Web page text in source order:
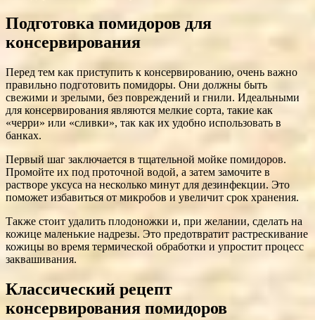
Подготовка помидоров для
консервирования
Перед тем как приступить к консервированию, очень важно
правильно подготовить помидоры. Они должны быть
свежими и зрелыми, без повреждений и гнили. Идеальными
для консервирования являются мелкие сорта, такие как
«черри» или «сливки», так как их удобно использовать в
банках.
Первый шаг заключается в тщательной мойке помидоров.
Промойте их под проточной водой, а затем замочите в
растворе уксуса на несколько минут для дезинфекции. Это
поможет избавиться от микробов и увеличит срок хранения.
Также стоит удалить плодоножки и, при желании, сделать на
кожице маленькие надрезы. Это предотвратит растрескивание
кожицы во время термической обработки и упростит процесс
заквашивания.
Классический рецепт
консервирования помидоров